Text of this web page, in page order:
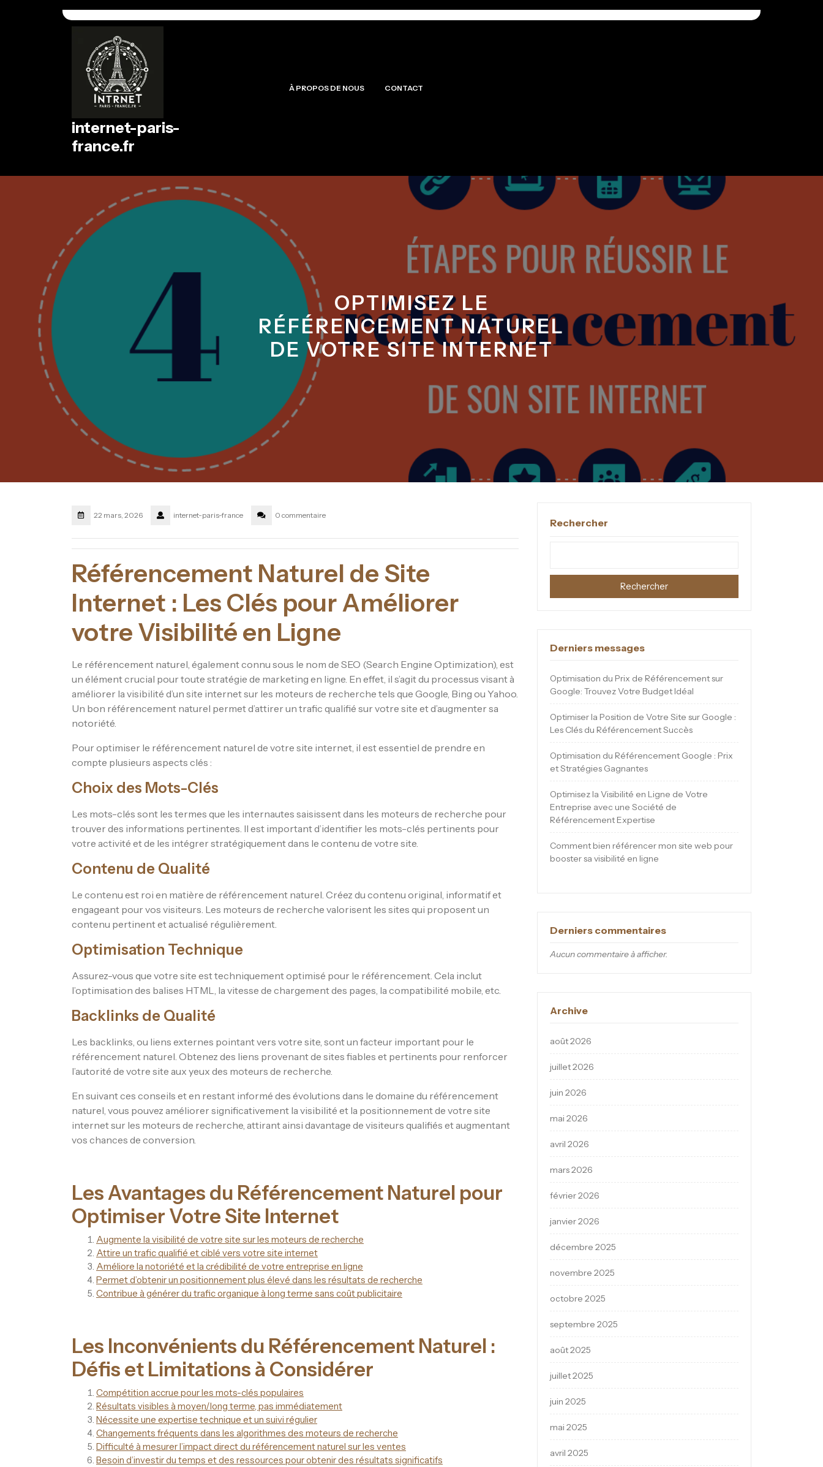
internet-paris-
france.fr
À PROPOS DE NOUS CONTACT
OPTIMISEZ LE
RÉFÉRENCEMENT NATUREL
DE VOTRE SITE INTERNET
22 mars, 2026 internet-paris-france 0 commentaire
Référencement Naturel de Site
Internet : Les Clés pour Améliorer
votre Visibilité en Ligne
Le référencement naturel, également connu sous le nom de SEO (Search Engine Optimization), est
un élément crucial pour toute stratégie de marketing en ligne. En effet, il s’agit du processus visant à
améliorer la visibilité d’un site internet sur les moteurs de recherche tels que Google, Bing ou Yahoo.
Un bon référencement naturel permet d’attirer un trafic qualifié sur votre site et d’augmenter sa
notoriété.
Pour optimiser le référencement naturel de votre site internet, il est essentiel de prendre en
compte plusieurs aspects clés :
Choix des Mots-Clés
Les mots-clés sont les termes que les internautes saisissent dans les moteurs de recherche pour
trouver des informations pertinentes. Il est important d’identifier les mots-clés pertinents pour
votre activité et de les intégrer stratégiquement dans le contenu de votre site.
Contenu de Qualité
Le contenu est roi en matière de référencement naturel. Créez du contenu original, informatif et
engageant pour vos visiteurs. Les moteurs de recherche valorisent les sites qui proposent un
contenu pertinent et actualisé régulièrement.
Optimisation Technique
Assurez-vous que votre site est techniquement optimisé pour le référencement. Cela inclut
l’optimisation des balises HTML, la vitesse de chargement des pages, la compatibilité mobile, etc.
Backlinks de Qualité
Les backlinks, ou liens externes pointant vers votre site, sont un facteur important pour le
référencement naturel. Obtenez des liens provenant de sites fiables et pertinents pour renforcer
l’autorité de votre site aux yeux des moteurs de recherche.
En suivant ces conseils et en restant informé des évolutions dans le domaine du référencement
naturel, vous pouvez améliorer significativement la visibilité et la positionnement de votre site
internet sur les moteurs de recherche, attirant ainsi davantage de visiteurs qualifiés et augmentant
vos chances de conversion.
Les Avantages du Référencement Naturel pour
Optimiser Votre Site Internet
Augmente la visibilité de votre site sur les moteurs de recherche
Attire un trafic qualifié et ciblé vers votre site internet
Améliore la notoriété et la crédibilité de votre entreprise en ligne
Permet d’obtenir un positionnement plus élevé dans les résultats de recherche
Contribue à générer du trafic organique à long terme sans coût publicitaire
Les Inconvénients du Référencement Naturel :
Défis et Limitations à Considérer
Compétition accrue pour les mots-clés populaires
Résultats visibles à moyen/long terme, pas immédiatement
Nécessite une expertise technique et un suivi régulier
Changements fréquents dans les algorithmes des moteurs de recherche
Difficulté à mesurer l’impact direct du référencement naturel sur les ventes
Besoin d’investir du temps et des ressources pour obtenir des résultats significatifs
Rechercher
Rechercher
Derniers messages
Optimisation du Prix de Référencement sur
Google: Trouvez Votre Budget Idéal
Optimiser la Position de Votre Site sur Google :
Les Clés du Référencement Succès
Optimisation du Référencement Google : Prix
et Stratégies Gagnantes
Optimisez la Visibilité en Ligne de Votre
Entreprise avec une Société de
Référencement Expertise
Comment bien référencer mon site web pour
booster sa visibilité en ligne
Derniers commentaires
Aucun commentaire à afficher.
Archive
août 2026
juillet 2026
juin 2026
mai 2026
avril 2026
mars 2026
février 2026
janvier 2026
décembre 2025
novembre 2025
octobre 2025
septembre 2025
août 2025
juillet 2025
juin 2025
mai 2025
avril 2025